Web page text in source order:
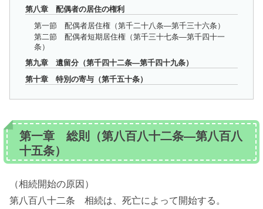
第八章 配偶者の居住の権利
第一節 配偶者居住権（第千二十八条―第千三十六条）
第二節 配偶者短期居住権（第千三十七条―第千四十一
条）
第九章 遺留分（第千四十二条―第千四十九条）
第十章 特別の寄与（第千五十条）
第一章 総則（第八百八十二条―第八百八
十五条）
（相続開始の原因）
第八百八十二条 相続は、死亡によって開始する。